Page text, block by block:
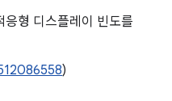
형 디스플레이 빈도를
)